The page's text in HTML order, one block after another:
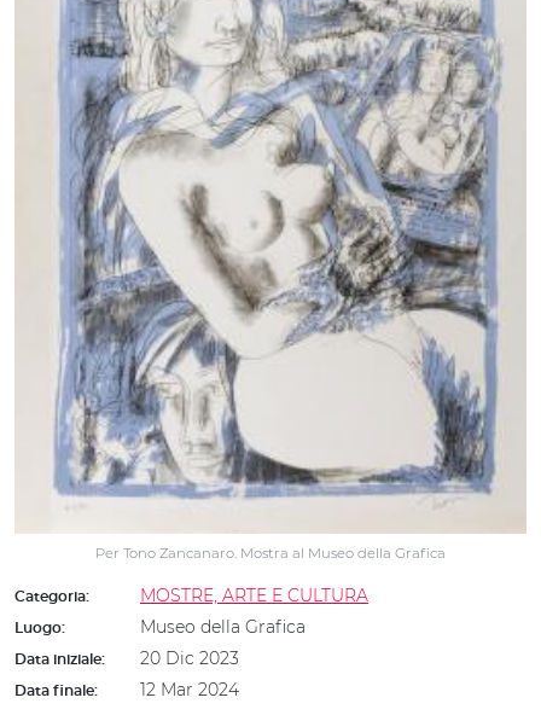
Per Tono Zancanaro. Mostra al Museo della Grafica
Categoria: MOSTRE, ARTE E CULTURA
Luogo: Museo della Grafica
Data iniziale: 20 Dic 2023
Data finale: 12 Mar 2024